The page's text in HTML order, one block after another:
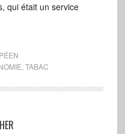
qui était un service
TABAC